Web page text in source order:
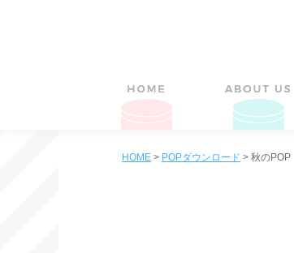
HOME > POPダウンロード > 秋のPOP